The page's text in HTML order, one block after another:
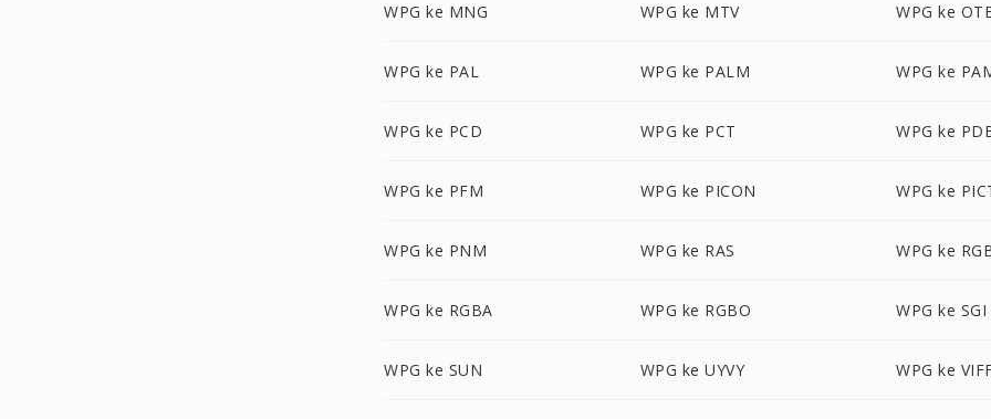
WPG ke MNG WPG ke MTV WPG ke
WPG ke PAL WPG ke PALM WPG ke
WPG ke PCD WPG ke PCT WPG ke
WPG ke PFM WPG ke PICON WPG ke
WPG ke PNM WPG ke RAS WPG ke
WPG ke RGBA WPG ke RGBO WPG ke SGI
WPG ke SUN WPG ke UYVY WPG ke